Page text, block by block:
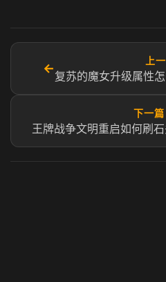
←
上
复苏的魔女升级属性
下一篇
王牌战争文明重启如何刷